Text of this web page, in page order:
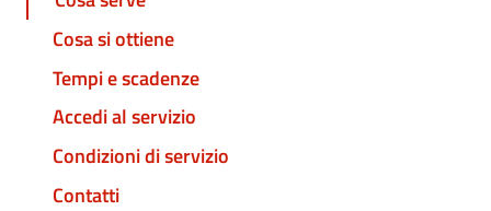
Cosa si ottiene
Tempi e scadenze
Accedi al servizio
Condizioni di servizio
Contatti